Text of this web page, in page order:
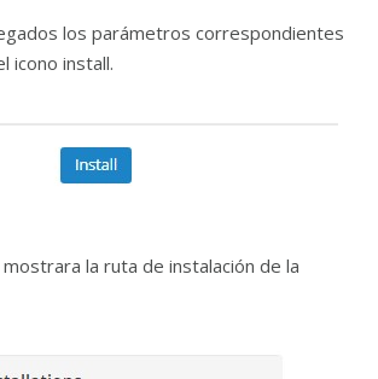
los parámetros correspondientes
icono install.
mostrara la ruta de instalación de la